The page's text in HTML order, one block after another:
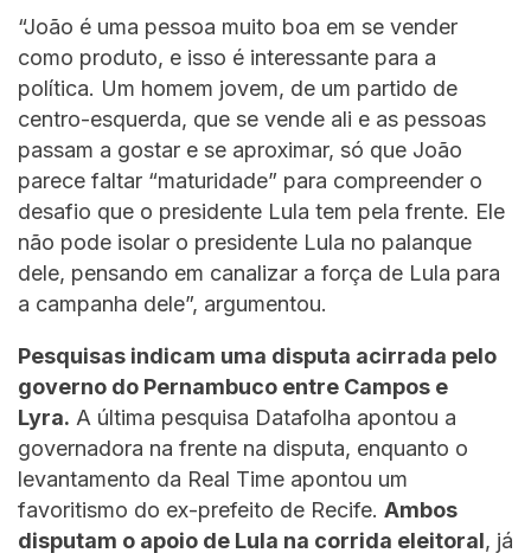
“João é uma pessoa muito boa em se vender
como produto, e isso é interessante para a
política. Um homem jovem, de um partido de
centro-esquerda, que se vende ali e as pessoas
passam a gostar e se aproximar, só que João
parece faltar “maturidade” para compreender o
desafio que o presidente Lula tem pela frente. Ele
não pode isolar o presidente Lula no palanque
dele, pensando em canalizar a força de Lula para
a campanha dele”, argumentou.
Pesquisas indicam uma disputa acirrada pelo
governo do Pernambuco entre Campos e
Lyra. A última pesquisa Datafolha apontou a
governadora na frente na disputa, enquanto o
levantamento da Real Time apontou um
favoritismo do ex-prefeito de Recife. Ambos
disputam o apoio de Lula na corrida eleitoral, já